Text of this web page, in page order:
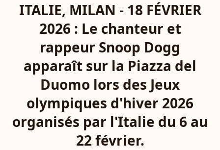
ITALIE, MILAN - 18 FÉVRIER
2026 : Le chanteur et
rappeur Snoop Dogg
apparaît sur la Piazza del
Duomo lors des Jeux
olympiques d'hiver 2026
organisés par l'Italie du 6 au
22 février.